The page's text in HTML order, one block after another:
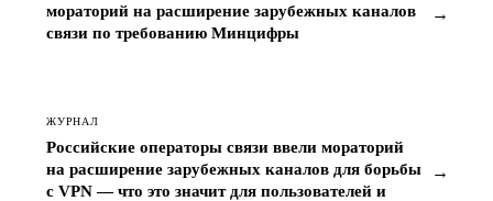
мораторий на расширение зарубежных каналов
связи по требованию Минцифры
→
ЖУРНАЛ
Российские операторы связи ввели мораторий
на расширение зарубежных каналов для борьбы
с VPN — что это значит для пользователей и
→